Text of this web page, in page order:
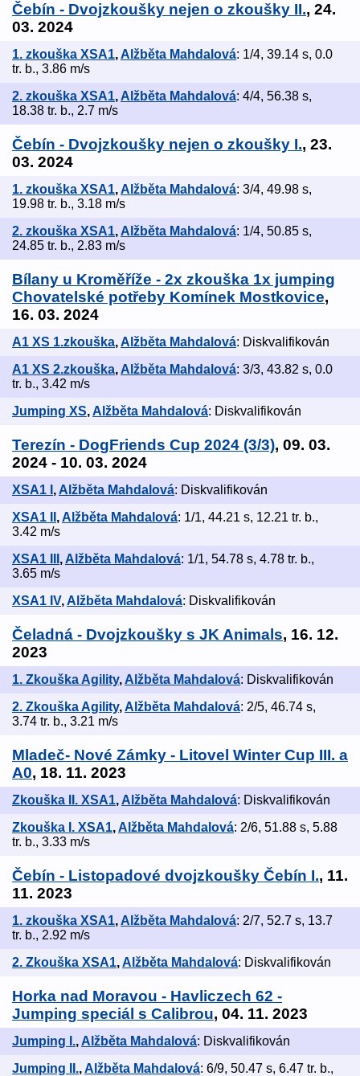
Čebín - Dvojzkoušky nejen o zkoušky II., 24.
03. 2024
1. zkouška XSA1,Alžběta Mahdalová: 1/4, 39.14 s, 0.0
tr. b., 3.86 m/s
2. zkouška XSA1,Alžběta Mahdalová: 4/4, 56.38 s,
18.38 tr. b., 2.7 m/s
Čebín - Dvojzkoušky nejen o zkoušky I., 23.
03. 2024
1. zkouška XSA1,Alžběta Mahdalová: 3/4, 49.98 s,
19.98 tr. b., 3.18 m/s
2. zkouška XSA1,Alžběta Mahdalová: 1/4, 50.85 s,
24.85 tr. b., 2.83 m/s
Bílany u Kroměříže - 2x zkouška 1x jumping
Chovatelské potřeby Komínek Mostkovice,
16. 03. 2024
A1 XS 1.zkouška,Alžběta Mahdalová: Diskvalifikován
A1 XS 2.zkouška,Alžběta Mahdalová: 3/3, 43.82 s, 0.0
tr. b., 3.42 m/s
Jumping XS,Alžběta Mahdalová: Diskvalifikován
Terezín - DogFriends Cup 2024 (3/3), 09. 03.
2024 - 10. 03. 2024
XSA1 I ,Alžběta Mahdalová: Diskvalifikován
XSA1 II ,Alžběta Mahdalová: 1/1, 44.21 s, 12.21 tr. b.,
3.42 m/s
XSA1 III ,Alžběta Mahdalová: 1/1, 54.78 s, 4.78 tr. b.,
3.65 m/s
XSA1 IV,Alžběta Mahdalová: Diskvalifikován
Čeladná - Dvojzkoušky s JK Animals, 16. 12.
2023
1. Zkouška Agility,Alžběta Mahdalová: Diskvalifikován
2. Zkouška Agility,Alžběta Mahdalová: 2/5, 46.74 s,
3.74 tr. b., 3.21 m/s
Mladeč- Nové Zámky - Litovel Winter Cup III. a
A0, 18. 11. 2023
Zkouška II. XSA1,Alžběta Mahdalová: Diskvalifikován
Zkouška I. XSA1,Alžběta Mahdalová: 2/6, 51.88 s, 5.88
tr. b., 3.33 m/s
Čebín - Listopadové dvojzkoušky Čebín I., 11.
11. 2023
1. zkouška XSA1,Alžběta Mahdalová: 2/7, 52.7 s, 13.7
tr. b., 2.92 m/s
2. Zkouška XSA1,Alžběta Mahdalová: Diskvalifikován
Horka nad Moravou - Havliczech 62 -
Jumping speciál s Calibrou, 04. 11. 2023
Jumping I.,Alžběta Mahdalová: Diskvalifikován
Jumping II.,Alžběta Mahdalová: 6/9, 50.47 s, 6.47 tr. b.,